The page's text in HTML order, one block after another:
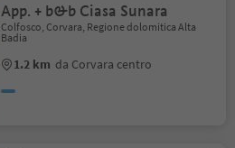
App. + b&b Ciasa Sunara
Colfosco, Corvara, Regione dolomitica Alta
Badia
1.2 km da Corvara centro